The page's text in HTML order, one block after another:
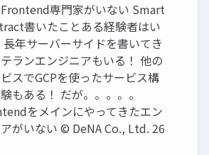
専⾨家がいない Smart
書いたことある経験者はい
⻑年サーバーサイドを書いてき
ランエンジニアもいる！ 他の
スでGCPを使ったサービス構
もある！ だが。。。。。
をメインにやってきたエン
がいない © DeNA Co., Ltd. 26